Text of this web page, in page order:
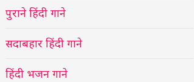
पुराने हिंदी गाने
सदाबहार हिंदी गाने
हिंदी भजन गाने